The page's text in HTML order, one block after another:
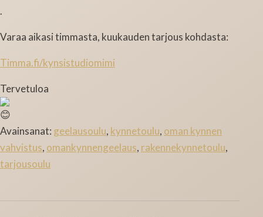
.
Varaa aikasi timmasta, kuukauden tarjous kohdasta:
Timma.fi/kynsistudiomimi
Tervetuloa
Avainsanat: geelausoulu, kynnetoulu, oman kynnen
vahvistus, omankynnengeelaus, rakennekynnetoulu,
tarjousoulu